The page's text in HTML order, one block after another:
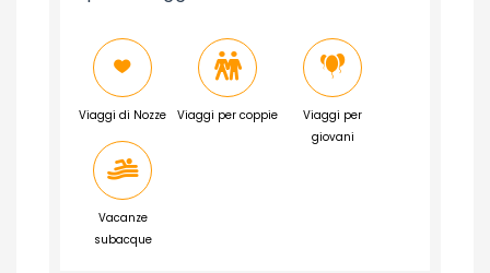
Viaggi di Nozze Viaggi per coppie
Viaggi per
giovani
Vacanze
subacque